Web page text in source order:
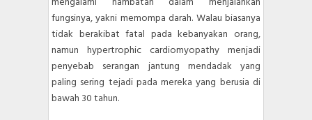
fungsinya, yakni memompa darah. Walau biasanya
tidak berakibat fatal pada kebanyakan orang,
namun hypertrophic cardiomyopathy menjadi
penyebab serangan jantung mendadak yang
paling sering tejadi pada mereka yang berusia di
bawah 30 tahun.